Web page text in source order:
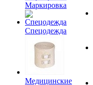
Маркировка
Спецодежда
Медицинские